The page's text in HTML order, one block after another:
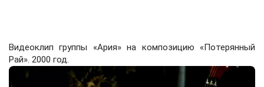
Видеоклип группы «Ария» на композицию «Потерянный
Рай». 2000 год.